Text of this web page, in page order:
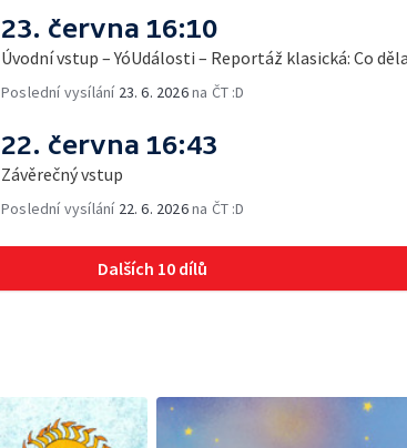
23. června 16:10
Úvodní vstup – YóUdálosti – Reportáž klasická: Co
Poslední vysílání 23. 6. 2026na ČT :D
22. června 16:43
Závěrečný vstup
Poslední vysílání 22. 6. 2026na ČT :D
Dalších 10 dílů